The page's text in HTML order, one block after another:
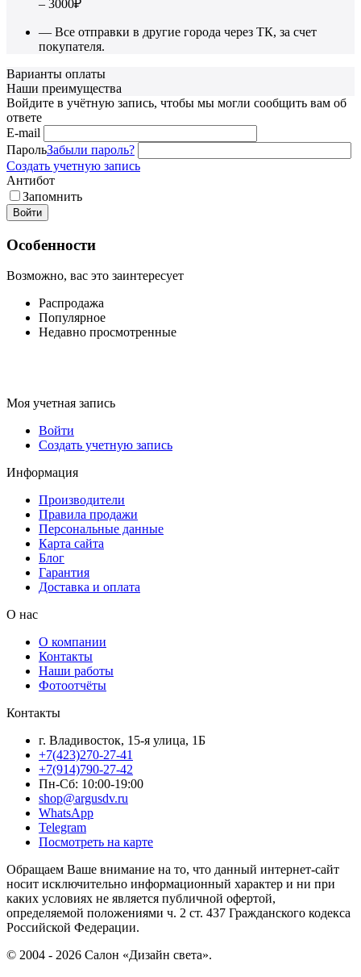
– 3000₽
— Все отправки в другие города через ТК, за счет
покупателя.
Варианты оплаты
Наши преимущества
Войдите в учётную запись, чтобы мы могли сообщить вам об
ответе
E-mail
ПарольЗабыли пароль?
Создать учетную запись
Антибот
Запомнить
Войти
Особенности
Возможно, вас это заинтересует
Распродажа
Популярное
Недавно просмотренные
Моя учетная запись
Войти
Создать учетную запись
Информация
Производители
Правила продажи
Персональные данные
Карта сайта
Блог
Гарантия
Доставка и оплата
О нас
О компании
Контакты
Наши работы
Фотоотчёты
Контакты
г. Владивосток, 15-я улица, 1Б
+7(423)270-27-41
+7(914)790-27-42
Пн-Сб: 10:00-19:00
shop@argusdv.ru
WhatsApp
Telegram
Посмотреть на карте
Обращаем Ваше внимание на то, что данный интернет-сайт
носит исключительно информационный характер и ни при
каких условиях не является публичной офертой,
определяемой положениями ч. 2 ст. 437 Гражданского кодекса
Российской Федерации.
© 2004 - 2026 Салон «Дизайн света».